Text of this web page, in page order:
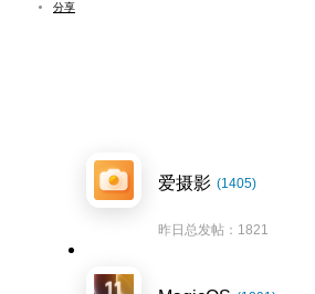
分享
爱摄影 (1405)
昨日总发帖：1821